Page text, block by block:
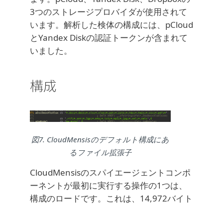
3つのストレージプロバイダが使用されて
います。解析した検体の構成には、pCloud
とYandex Diskの認証トークンが含まれて
いました。
構成
図7. CloudMensisのデフォルト構成にあ
るファイル拡張子
CloudMensisのスパイエージェントコンポ
ーネントが最初に実行する操作の1つは、
構成のロードです。これは、14,972バイト